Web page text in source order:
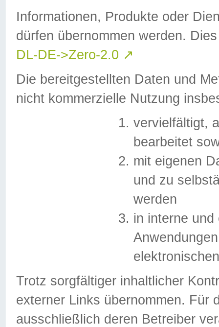
Informationen, Produkte oder
dürfen übernommen werden.
DL-DE->Zero-2.0 ↗
Die bereitgestellten Daten und
nicht kommerzielle Nutzung
vervielfältigt,
bearbeitet
mit eigenen
und zu
werden
in interne
Trotz sorgfältiger inhaltlicher
externer Links übernommen. Für
ausschließlich deren Betreiber